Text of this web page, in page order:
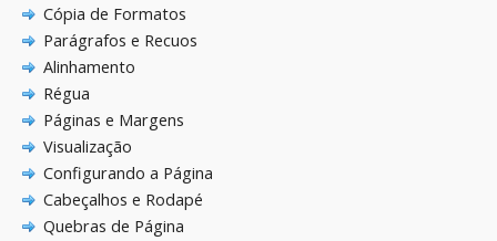
Cópia de Formatos
Parágrafos e Recuos
Alinhamento
Régua
Páginas e Margens
Visualização
Configurando a Página
Cabeçalhos e Rodapé
Quebras de Página